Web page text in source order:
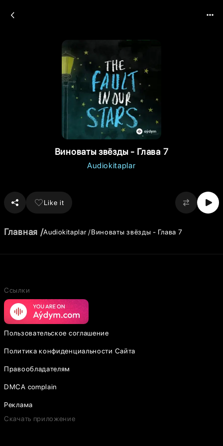
Виноваты звёзды - Глава 7
Audiokitaplar
Like it
Главная Audiokitaplar Виноваты звёзды - Глава 7
Ссылки
Пользовательское соглашение
Политика конфиденциальности Сайта
Правообладателям
DMCA complain
Реклама
Скачать приложение